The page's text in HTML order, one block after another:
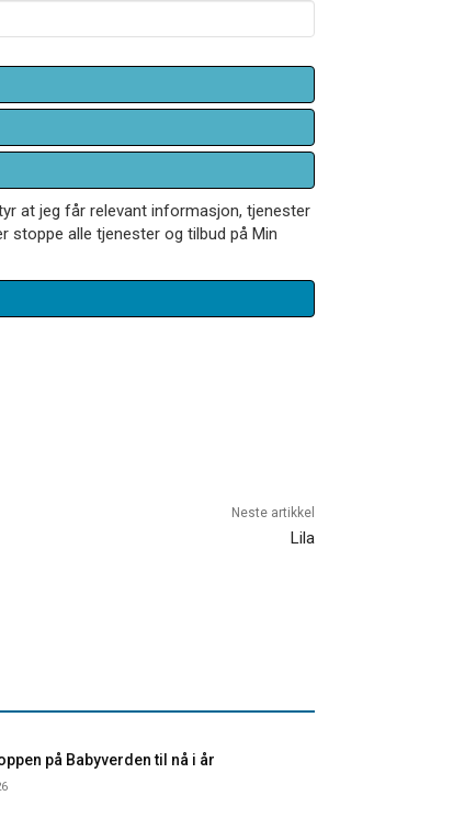
at jeg får relevant informasjon, tjenester
stoppe alle tjenester og tilbud på Min
Neste artikkel
Lila
på Babyverden til nå i år